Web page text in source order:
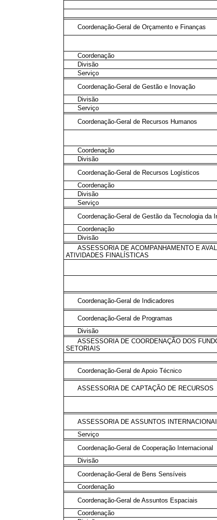
Coordenação-Geral de Orçamento e Finanças
Coordenação
Divisão
Serviço
Coordenação-Geral de Gestão e Inovação
Divisão
Serviço
Coordenação-Geral de Recursos Humanos
Coordenação
Divisão
Coordenação-Geral de Recursos Logísticos
Coordenação
Divisão
Serviço
Coordenação-Geral de Gestão da Tecnologia da
Coordenação
Divisão
ASSESSORIA DE ACOMPANHAMENTO E
ATIVIDADES FINALÍSTICAS
Coordenação-Geral de Indicadores
Coordenação-Geral de Programas
Divisão
ASSESSORIA DE COORDENAÇÃO DOS
SETORIAIS
Coordenação-Geral de Apoio Técnico
ASSESSORIA DE CAPTAÇÃO DE RECURSOS
ASSESSORIA DE ASSUNTOS
Serviço
Coordenação-Geral de Cooperação Internacional
Divisão
Coordenação-Geral de Bens Sensíveis
Coordenação
Coordenação-Geral de Assuntos Espaciais
Coordenação